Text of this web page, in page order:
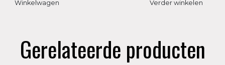
Winkelwagen Verder winkelen
Gerelateerde producten